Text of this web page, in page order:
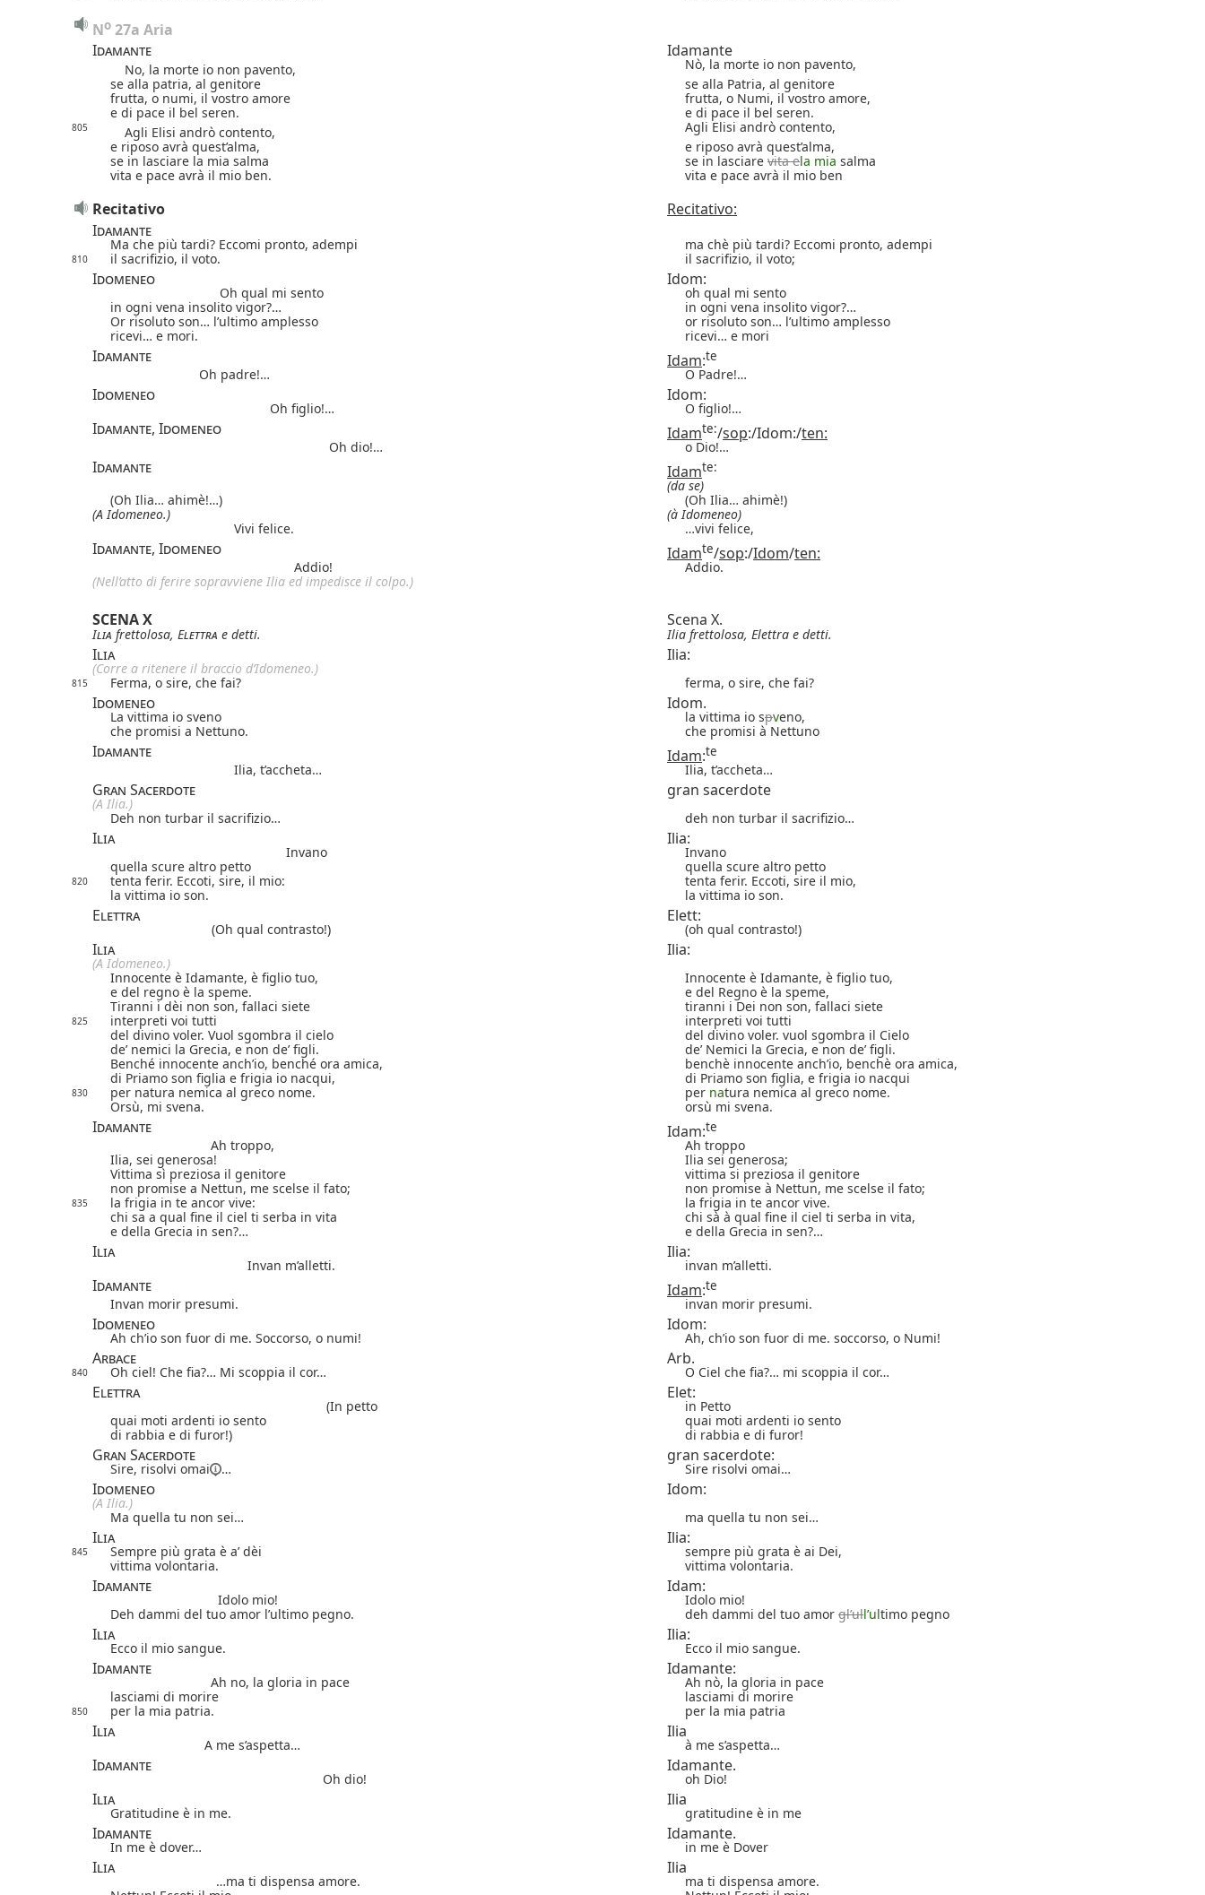
No 27a Aria
Idamante
Idamante
No, la morte io non pavento,
Nò, la morte io non pavento,
se alla patria, al genitore
se alla Patria, al genitore
frutta, o numi, il vostro amore
frutta, o Numi, il vostro amore,
e di pace il bel seren.
e di pace il bel seren.
805 Agli Elisi andrò contento,
Agli Elisi andrò contento,
e riposo avrà quest’alma,
e riposo avrà quest’alma,
se in lasciare la mia salma
se in lasciare vita ela mia salma
vita e pace avrà il mio ben.
vita e pace avrà il mio ben
Recitativo
Recitativo:
Idamante
Ma che più tardi? Eccomi pronto, adempi ma chè più tardi? Eccomi pronto, adempi
810 il sacrifizio, il voto. il sacrifizio, il voto;
Idomeneo Idom:
Oh qual mi sento
oh qual mi sento
in ogni vena insolito vigor?…
in ogni vena insolito vigor?…
Or risoluto son… l’ultimo amplesso
or risoluto son… l’ultimo amplesso
ricevi… e mori.
ricevi… e mori
Idamante Idam:te
Oh padre!… O Padre!…
Idomeneo Idom:
Oh figlio!… O figlio!…
Idamante, Idomeneo Idamte:/sop:/Idom:/ten:
Oh dio!… o Dio!…
Idamante Idamte:
(da se)
(Oh Ilia… ahimè!…)
(Oh Ilia… ahimè!)
(A Idomeneo.)
(à Idomeneo)
Vivi felice.
…vivi felice,
Idamante, Idomeneo Idamte/sop:/Idom/ten:
Addio!
Addio.
(Nell’atto di ferire sopravviene Ilia ed impedisce il colpo.)
SCENA X Scena X.
Ilia frettolosa, Elettra e detti. Ilia frettolosa, Elettra e detti.
Ilia Ilia:
(Corre a ritenere il braccio d’Idomeneo.)
815 Ferma, o sire, che fai? ferma, o sire, che fai?
Idomeneo Idom.
La vittima io sveno la vittima io spveno,
che promisi a Nettuno.
che promisi à Nettuno
Idamante Idam:te
Ilia, t’accheta… Ilia, t’accheta…
Gran Sacerdote gran sacerdote
(A Ilia.)
Deh non turbar il sacrifizio…
deh non turbar il sacrifizio…
Ilia Ilia:
Invano
Invano
quella scure altro petto
quella scure altro petto
820 tenta ferir. Eccoti, sire, il mio:
tenta ferir. Eccoti, sire il mio,
la vittima io son.
la vittima io son.
Elettra Elett:
(Oh qual contrasto!) (oh qual contrasto!)
Ilia Ilia:
(A Idomeneo.)
Innocente è Idamante, è figlio tuo,
Innocente è Idamante, è figlio tuo,
e del regno è la speme.
e del Regno è la speme,
Tiranni i dèi non son, fallaci siete
tiranni i Dei non son, fallaci siete
825 interpreti voi tutti
interpreti voi tutti
del divino voler. Vuol sgombra il cielo
del divino voler. vuol sgombra il Cielo
de’ nemici la Grecia, e non de’ figli.
de’ Nemici la Grecia, e non de’ figli.
Benché innocente anch’io, benché ora amica,
benchè innocente anch’io, benchè ora amica,
di Priamo son figlia e frigia io nacqui,
di Priamo son figlia, e frigia io nacqui
830 per natura nemica al greco nome. per natura nemica al greco nome.
Orsù, mi svena.
orsù mi svena.
Idamante Idam:te
Ah troppo,
Ah troppo
Ilia, sei generosa!
Ilia sei generosa;
Vittima sì preziosa il genitore
vittima si preziosa il genitore
non promise a Nettun, me scelse il fato;
non promise à Nettun, me scelse il fato;
835 la frigia in te ancor vive:
la frigia in te ancor vive.
chi sa a qual fine il ciel ti serba in vita
chi sà à qual fine il ciel ti serba in vita,
e della Grecia in sen?…
e della Grecia in sen?…
Ilia Ilia:
Invan m’alletti. invan m’alletti.
Idamante Idam:te
Invan morir presumi. invan morir presumi.
Idomeneo Idom:
Ah ch’io son fuor di me. Soccorso, o numi! Ah, ch’io son fuor di me. soccorso, o Numi!
Arbace Arb.
840 Oh ciel! Che fia?… Mi scoppia il cor… O Ciel che fia?… mi scoppia il cor…
Elettra Elet:
(In petto
in Petto
quai moti ardenti io sento
quai moti ardenti io sento
di rabbia e di furor!)
di rabbia e di furor!
Gran Sacerdote gran sacerdote:
Sire, risolvi omai … Sire risolvi omai…
Idomeneo Idom:
(A Ilia.)
Ma quella tu non sei…
ma quella tu non sei…
Ilia Ilia:
845 Sempre più grata è a’ dèi
sempre più grata è ai Dei,
vittima volontaria.
vittima volontaria.
Idamante Idam:
Idolo mio!
Idolo mio!
Deh dammi del tuo amor l’ultimo pegno.
deh dammi del tuo amor gl’ull’ultimo pegno
Ilia Ilia:
Ecco il mio sangue. Ecco il mio sangue.
Idamante Idamante:
Ah no, la gloria in pace
Ah nò, la gloria in pace
lasciami di morire
lasciami di morire
850 per la mia patria. per la mia patria
Ilia Ilia
A me s’aspetta… à me s’aspetta…
Idamante Idamante.
Oh dio! oh Dio!
Ilia Ilia
Gratitudine è in me. gratitudine è in me
Idamante Idamante.
In me è dover… in me è Dover
Ilia Ilia
…ma ti dispensa amore.
ma ti dispensa amore.